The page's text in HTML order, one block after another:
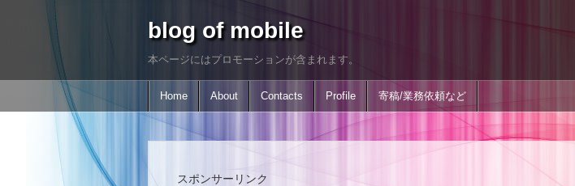
blog of mobile
本ページにはプロモーションが含まれます。
Home About Contacts Profile 寄稿/業務依頼など
スポンサーリンク